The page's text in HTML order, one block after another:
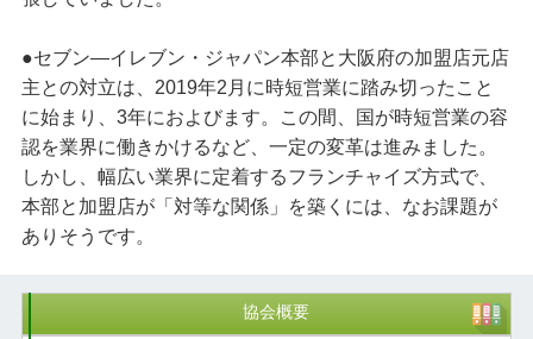
●セブン―イレブン・ジャパン本部と大阪府の加盟店元店
主との対立は、2019年2月に時短営業に踏み切ったこと
に始まり、3年におよびます。この間、国が時短営業の容
認を業界に働きかけるなど、一定の変革は進みました。
しかし、幅広い業界に定着するフランチャイズ方式で、
本部と加盟店が「対等な関係」を築くには、なお課題が
ありそうです。
協会概要